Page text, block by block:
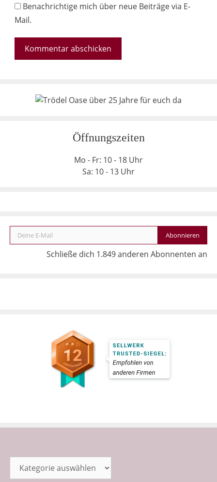
Benachrichtige mich über neue Beiträge via E-
Mail.
Öffnungszeiten
Mo - Fr: 10 - 18 Uhr
Sa: 10 - 13 Uhr
Deine E-Mail
Abonnieren
Schließe dich 1.849 anderen Abonnenten an